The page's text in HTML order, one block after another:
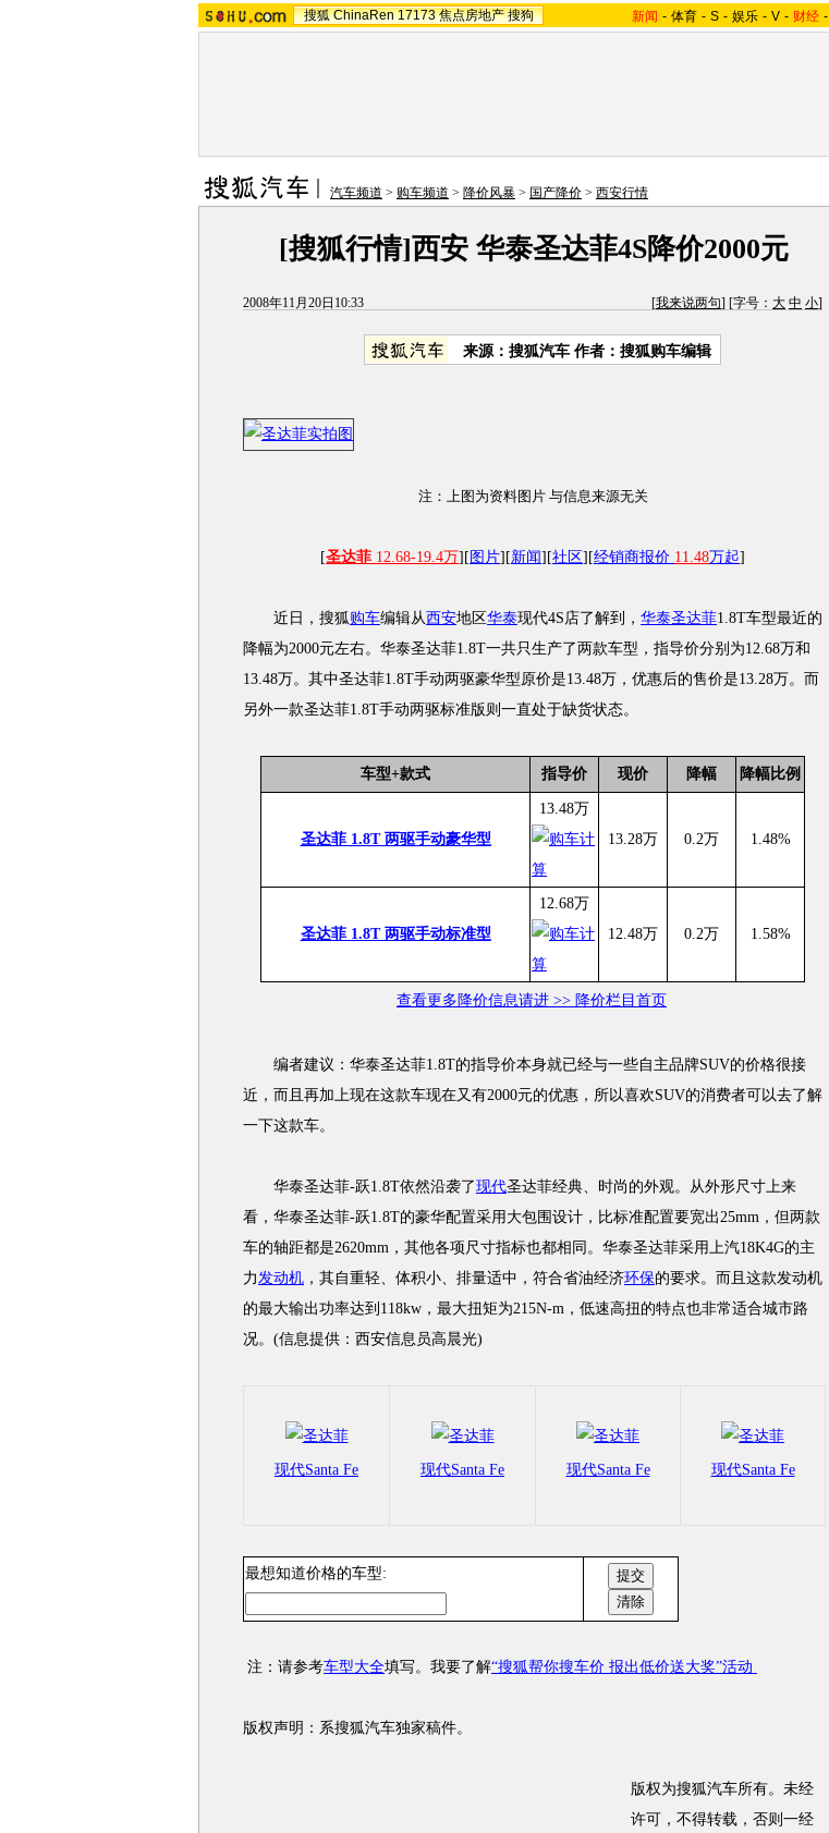
搜狐 ChinaRen 17173 焦点房地产 搜狗 新闻 - 体育 - S - 娱乐 - V - 财经 -
汽车频道 > 购车频道 > 降价风暴 > 国产降价 > 西安行情
[搜狐行情]西安 华泰圣达菲4S降价2000元
2008年11月20日10:33 [我来说两句] [字号： 大 中 小]
来源：搜狐汽车 作者：搜狐购车编辑
注：上图为资料图片 与信息来源无关
[圣达菲 12.68-19.4万][ 图片][新闻][社区][经销商报价 11.48万起]
近日，搜狐购车编辑从西安地区华泰现代4S店了解到， 华泰圣达菲1.8T车型最近的
降幅为2000元左右。华泰圣达菲1.8T一共只生产了两款车型，指导价分别为12.68万和
13.48万。其中圣达菲1.8T手动两驱豪华型原价是13.48万，优惠后的售价是13.28万。而
另外一款圣达菲1.8T手动两驱标准版则一直处于缺货状态。
车型+款式 指导价 现价 降幅 降幅比例
圣达菲 1.8T 两驱手动豪华型
13.48万
13.28万
0.2万 1.48%
圣达菲 1.8T 两驱手动标准型
12.68万
12.48万
0.2万 1.58%
查看更多降价信息请进 >> 降价栏目首页
编者建议：华泰圣达菲1.8T的指导价本身就已经与一些自主品牌SUV的价格很接
近，而且再加上现在这款车现在又有2000元的优惠，所以喜欢SUV的消费者可以去了解
一下这款车。
华泰圣达菲-跃1.8T依然沿袭了现代圣达菲经典、时尚的外观。从外形尺寸上来
看，华泰圣达菲-跃1.8T的豪华配置采用大包围设计，比标准配置要宽出25mm，但两款
车的轴距都是2620mm，其他各项尺寸指标也都相同。华泰圣达菲采用上汽18K4G的主
力发动机 ，其自重轻、体积小、排量适中，符合省油经济环保的要求。而且这款发动机
的最大输出功率达到118kw，最大扭矩为215N-m，低速高扭的特点也非常适合城市路
况。(信息提供：西安信息员高晨光)
现代Santa Fe 现代Santa Fe 现代Santa Fe 现代Santa Fe
最想知道价格的车型:
注：请参考车型大全填写。我要了解“搜狐帮你搜车价 报出低价送大奖”活动
版权声明：系搜狐汽车独家稿件。
版权为搜狐汽车所有。未经
许可，不得转载，否则一经